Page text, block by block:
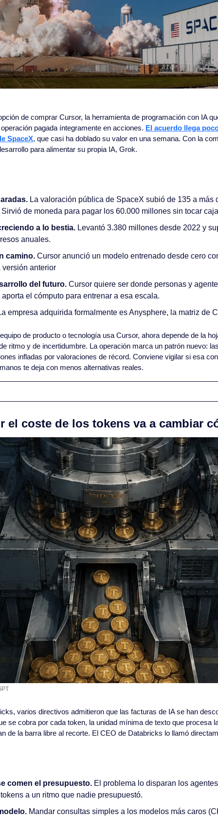
de comprar Cursor, la herramienta de programación con IA
pagada íntegramente en acciones. El acuerdo llega
SpaceX, que casi ha doblado su valor en una semana. Con la
para alimentar su propia IA, Grok.
La valoración pública de SpaceX subió de 135 a más
de moneda para pagar los 60.000 millones sin tocar
a lo bestia. Levantó 3.380 millones desde 2022 y
anuales.
camino. Cursor anunció un modelo entrenado desde cero
versión anterior
del futuro. Cursor quiere ser donde personas y
el cómputo para entrenar a esa escala.
empresa adquirida formalmente es Anysphere, la matriz de
de producto o tecnología usa Cursor, ahora depende de la
ritmo y de incertidumbre. La operación marca un patrón nuevo:
infladas por valoraciones de récord. Conviene vigilar si esa
te deja con menos alternativas reales.
coste de los tokens va a cambiar
varios directivos admitieron que las facturas de IA se han
se cobra por cada token, la unidad mínima de texto que procesa
de la barra libre al recorte. El CEO de Databricks lo llamó
comen el presupuesto. El problema lo disparan los
a un ritmo que nadie presupuestó.
Mandar consultas simples a los modelos más caros